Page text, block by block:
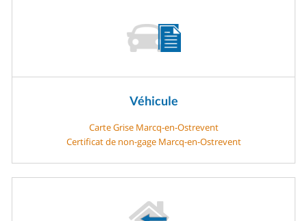
Véhicule
Carte Grise Marcq-en-Ostrevent
Certificat de non-gage Marcq-en-Ostrevent